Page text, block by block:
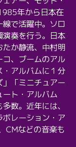
年から日本在
で活躍中。ソロ
奏を行う。日本
か静流、中村明
、ブームのアル
アルバムに１分
「ミニチュアー
ト・アルバム
数。近年には、
レーション・ア
CMなどの音楽も